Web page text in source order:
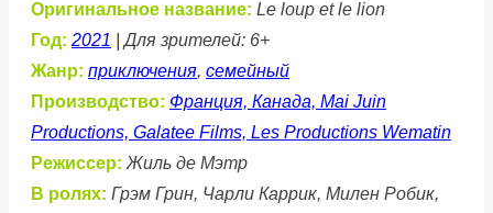
Оригинальное название: Le loup et le lion
Год: 2021 | Для зрителей: 6+
Жанр: приключения, семейный
Производство: Франция, Канада, Mai Juin
Productions, Galatee Films, Les Productions Wematin
Режиссер: Жиль де Мэтр
В ролях: Грэм Грин, Чарли Каррик, Милен Робик,